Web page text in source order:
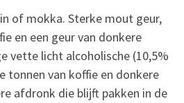
of mokka. Sterke mout geur,
en een geur van donkere
vette licht alcoholische (10,5%
tonnen van koffie en donkere
afdronk die blijft pakken in de